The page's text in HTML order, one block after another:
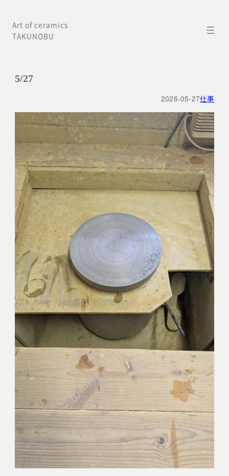
容
を
Art of ceramics
TAKUNOBU
5/27
2026-05-27仕事